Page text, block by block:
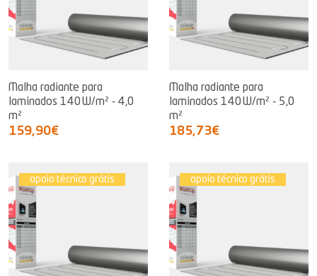
Malha radiante para
laminados 140W/m² - 4,0
m²
159,90€
Malha radiante para
laminados 140W/m² - 5,0
m²
185,73€
apoio técnico grátis apoio técnico grátis